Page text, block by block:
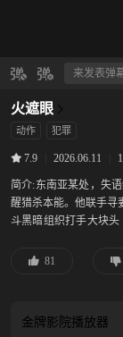
火遮眼
动作 犯罪
7.9 2026.06.11
简介:东南亚某处，失
醒猎杀本能。他联手寻
斗黑暗组织打手大块头
内死斗，一场又一场
81
金牌影院播放器